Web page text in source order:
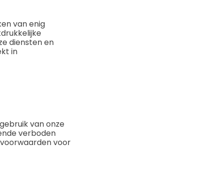
van enig
diensten en
in
van onze
verboden
voor